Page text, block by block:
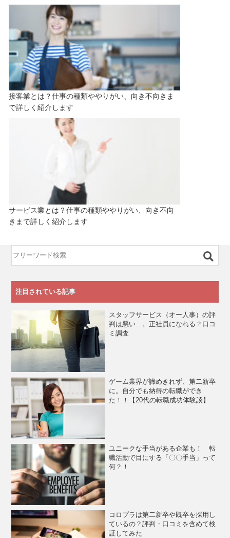
接客業とは？仕事の種類ややりがい、向き不向きま
で詳しく紹介します
サービス業とは？仕事の種類ややりがい、向き不向
きまで詳しく紹介します
注目されている記事
スタッフサービス（オー人事）の評
判は悪い…。正社員になれる？口コ
ミ調査
ゲーム業界が諦めきれず、第二新卒
に。自分でも納得の転職ができ
た！！【20代の転職成功体験談】
ユニークな手当がある企業も！ 転
職活動で目にする「〇〇手当」って
何？！
コロプラは第二新卒や既卒を採用し
ているの？評判・口コミを含めて検
証してみた